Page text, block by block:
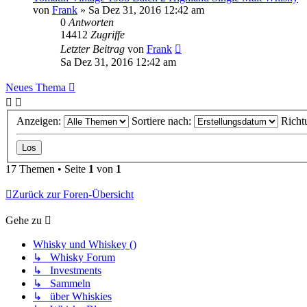
von Frank » Sa Dez 31, 2016 12:42 am
0 Antworten
14412 Zugriffe
Letzter Beitrag von Frank
Sa Dez 31, 2016 12:42 am
Neues Thema
Anzeigen: Sortiere nach:
17 Themen • Seite 1 von 1
Zurück zur Foren-Übersicht
Gehe zu
Whisky und Whiskey ()
↳ Whisky Forum
↳ Investments
↳ Sammeln
↳ über Whiskies